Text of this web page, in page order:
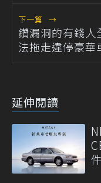
下一篇 →
鑽漏洞的有錢人
法拖走違停豪華
延伸閱讀